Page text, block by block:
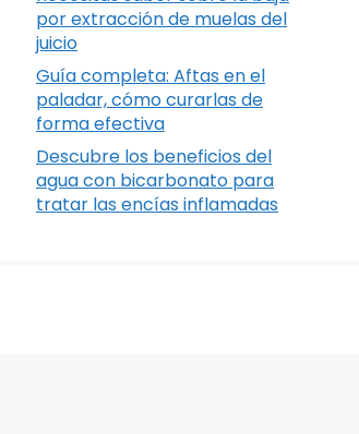
por extracción de muelas del
juicio
Guía completa: Aftas en el
paladar, cómo curarlas de
forma efectiva
Descubre los beneficios del
agua con bicarbonato para
tratar las encías inflamadas